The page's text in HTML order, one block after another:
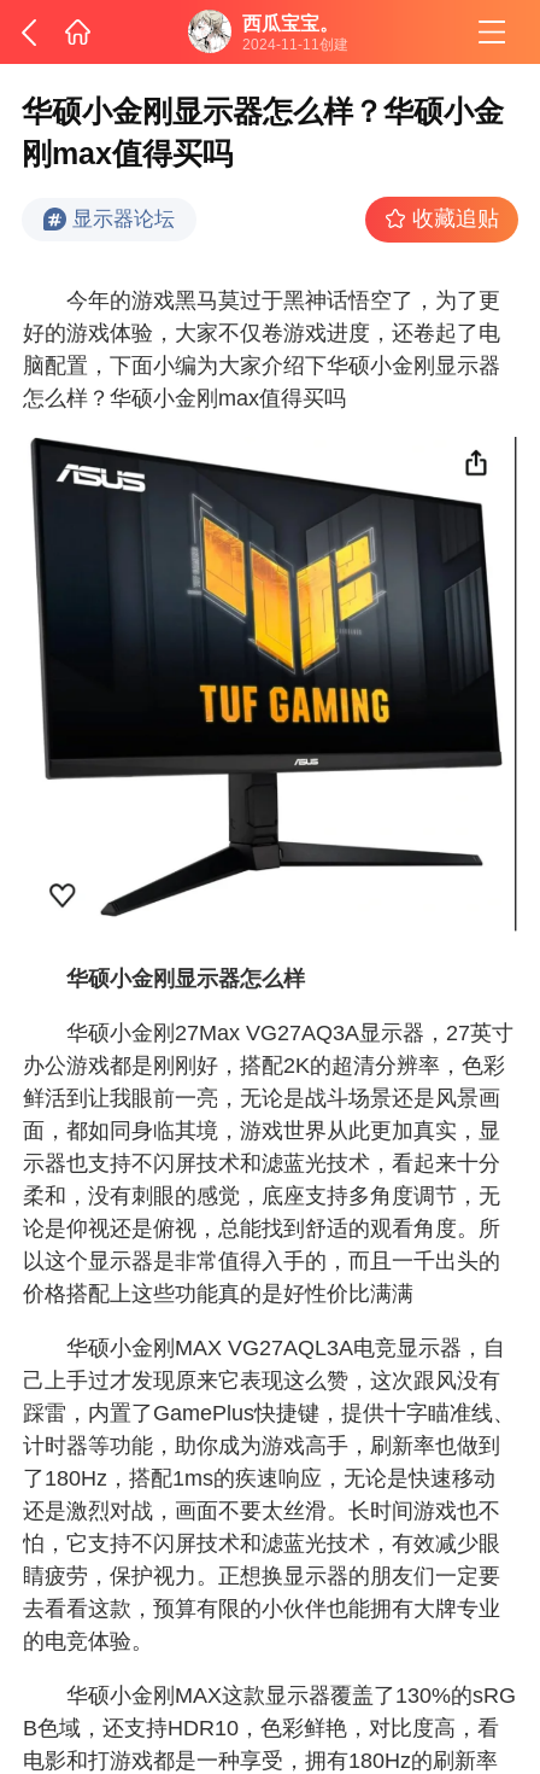
西瓜宝宝。
2024-11-11创建
华硕小金刚显示器怎么样？华硕小金
刚max值得买吗
显示器论坛 收藏追贴
今年的游戏黑马莫过于黑神话悟空了，为了更
好的游戏体验，大家不仅卷游戏进度，还卷起了电
脑配置，下面小编为大家介绍下华硕小金刚显示器
怎么样？华硕小金刚max值得买吗
华硕小金刚显示器怎么样
华硕小金刚27Max VG27AQ3A显示器，27英寸
办公游戏都是刚刚好，搭配2K的超清分辨率，色彩
鲜活到让我眼前一亮，无论是战斗场景还是风景画
面，都如同身临其境，游戏世界从此更加真实，显
示器也支持不闪屏技术和滤蓝光技术，看起来十分
柔和，没有刺眼的感觉，底座支持多角度调节，无
论是仰视还是俯视，总能找到舒适的观看角度。所
以这个显示器是非常值得入手的，而且一千出头的
价格搭配上这些功能真的是好性价比满满
华硕小金刚MAX VG27AQL3A电竞显示器，自
己上手过才发现原来它表现这么赞，这次跟风没有
踩雷，内置了GamePlus快捷键，提供十字瞄准线、
计时器等功能，助你成为游戏高手，刷新率也做到
了180Hz，搭配1ms的疾速响应，无论是快速移动
还是激烈对战，画面不要太丝滑。长时间游戏也不
怕，它支持不闪屏技术和滤蓝光技术，有效减少眼
睛疲劳，保护视力。正想换显示器的朋友们一定要
去看看这款，预算有限的小伙伴也能拥有大牌专业
的电竞体验。
华硕小金刚MAX这款显示器覆盖了130%的sRG
B色域，还支持HDR10，色彩鲜艳，对比度高，看
电影和打游戏都是一种享受，拥有180Hz的刷新率